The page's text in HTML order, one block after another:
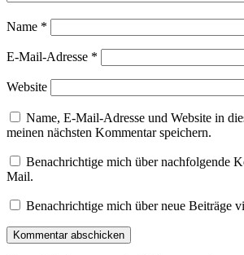
Name *
E-Mail-Adresse *
Website
Name, E-Mail-Adresse und Website in
meinen nächsten Kommentar speichern.
Benachrichtige mich über nachfolgende
Mail.
Benachrichtige mich über neue Beiträge